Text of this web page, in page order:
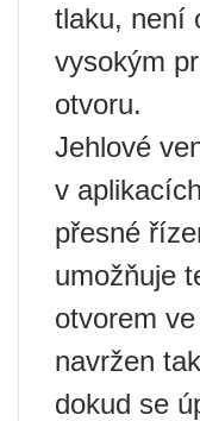
tlaku, není
vysokým
otvoru.
Jehlové
v
přesné
umožňuje
otvorem
navržen
dokud se